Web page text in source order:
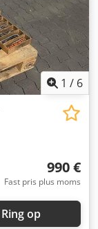
1 / 6
990 €
Fast pris plus moms
Ring op